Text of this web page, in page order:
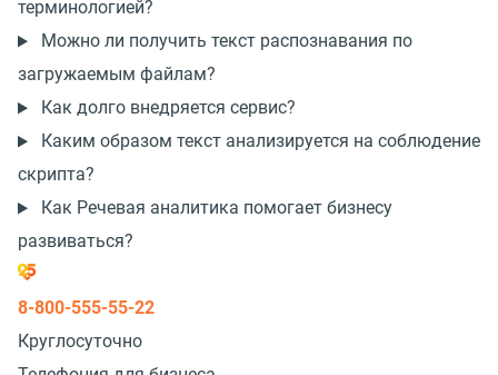
терминологией?
Можно ли получить текст распознавания по
загружаемым файлам?
Как долго внедряется сервис?
Каким образом текст анализируется на соблюдение
скрипта?
Как Речевая аналитика помогает бизнесу
развиваться?
8-800-555-55-22
Круглосуточно